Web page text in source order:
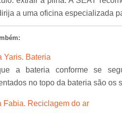
a uma oficina especializada
Yaris. Bateria
a bateria conforme se
no topo da bateria são os
Fabia. Reciclagem do ar